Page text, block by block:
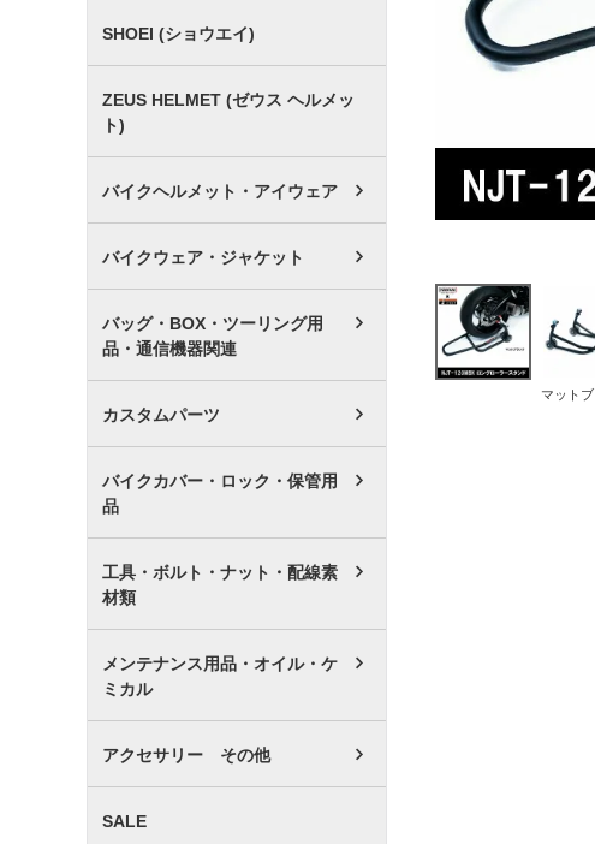
SHOEI (ショウエイ)
ZEUS HELMET (ゼウス ヘルメッ
ト)
バイクヘルメット・アイウェア
バイクウェア・ジャケット
バッグ・BOX・ツーリング用
品・通信機器関連
カスタムパーツ
バイクカバー・ロック・保管用
品
工具・ボルト・ナット・配線素
材類
メンテナンス用品・オイル・ケ
ミカル
アクセサリー その他
SALE
マット